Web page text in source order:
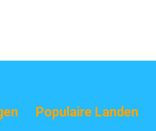
Populaire Landen